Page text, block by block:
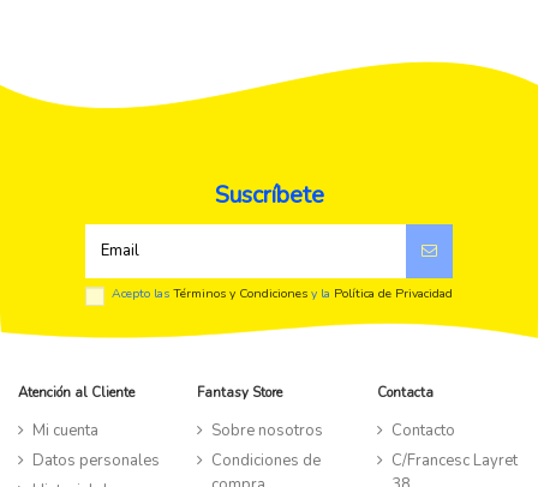
Suscríbete
Acepto lasTérminos y Condiciones y la Política de Privacidad
Atención al Cliente
Mi cuenta
Datos personales
Fantasy Store
Sobre nosotros
Condiciones de
Contacta
Contacto
C/Francesc Layret